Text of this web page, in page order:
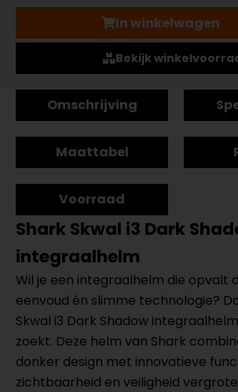
In winkelwagen
Bekijk
Omschrijving
Maattabel
Voorraad
Shark Skwal i3 Dark
integraalhelm
Wil je een integraalhelm die opvalt
eenvoud én slimme technologie?
Skwal i3 Dark Shadow
zoekt. Deze helm van Shark
donker design met innovatieve
zichtbaarheid en veiligheid